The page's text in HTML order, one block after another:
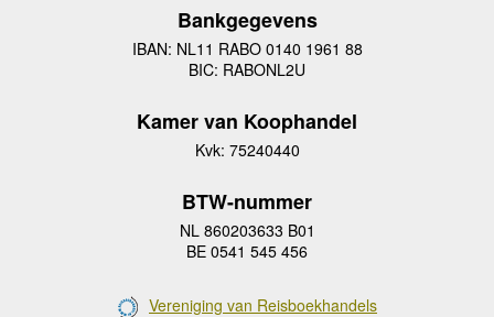
Bankgegevens
IBAN: NL11 RABO 0140 1961 88
BIC: RABONL2U
Kamer van Koophandel
Kvk: 75240440
BTW-nummer
NL 860203633 B01
BE 0541 545 456
Vereniging van Reisboekhandels